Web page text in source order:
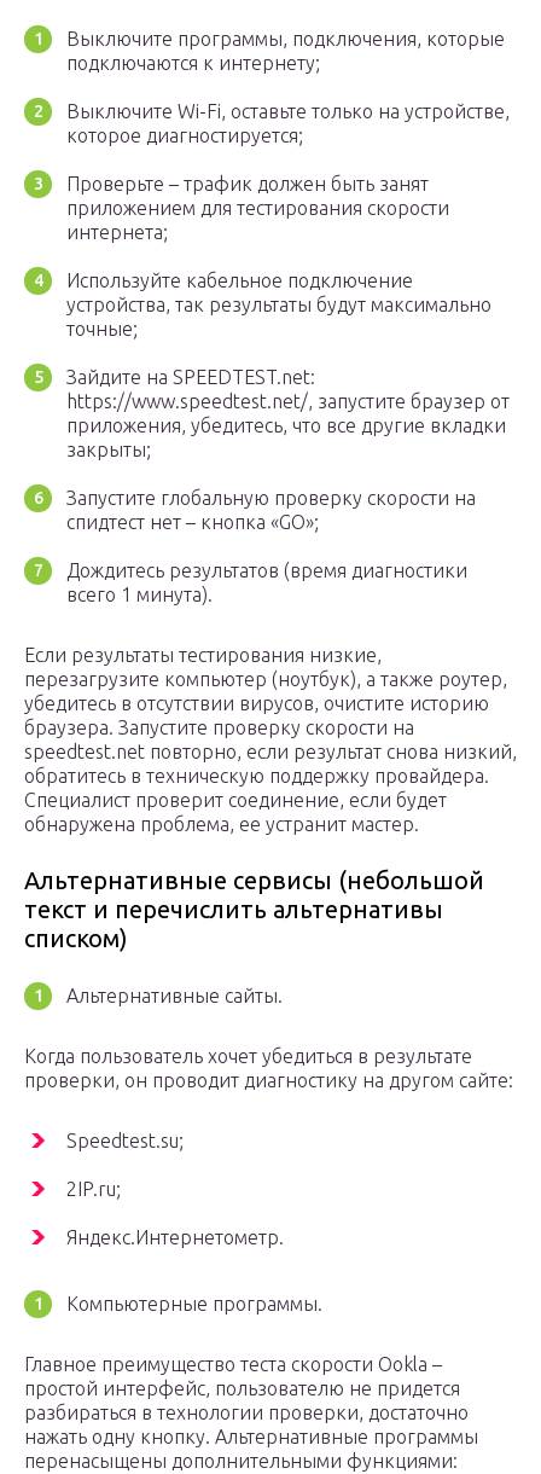
Выключите программы, подключения, которые
подключаются к интернету;
Выключите Wi-Fi, оставьте только на устройстве,
которое диагностируется;
Проверьте – трафик должен быть занят
приложением для тестирования скорости
интернета;
Используйте кабельное подключение
устройства, так результаты будут максимально
точные;
Зайдите на SPEEDTEST.net:
https://www.speedtest.net/, запустите браузер от
приложения, убедитесь, что все другие вкладки
закрыты;
Запустите глобальную проверку скорости на
спидтест нет – кнопка «GO»;
Дождитесь результатов (время диагностики
всего 1 минута).
Если результаты тестирования низкие,
перезагрузите компьютер (ноутбук), а также роутер,
убедитесь в отсутствии вирусов, очистите историю
браузера. Запустите проверку скорости на
speedtest.net повторно, если результат снова низкий,
обратитесь в техническую поддержку провайдера.
Специалист проверит соединение, если будет
обнаружена проблема, ее устранит мастер.
Альтернативные сервисы (небольшой
текст и перечислить альтернативы
списком)
Альтернативные сайты.
Когда пользователь хочет убедиться в результате
проверки, он проводит диагностику на другом сайте:
Speedtest.su;
2IP.ru;
Яндекс.Интернетометр.
Компьютерные программы.
Главное преимущество теста скорости Ookla –
простой интерфейс, пользователю не придется
разбираться в технологии проверки, достаточно
нажать одну кнопку. Альтернативные программы
перенасыщены дополнительными функциями: